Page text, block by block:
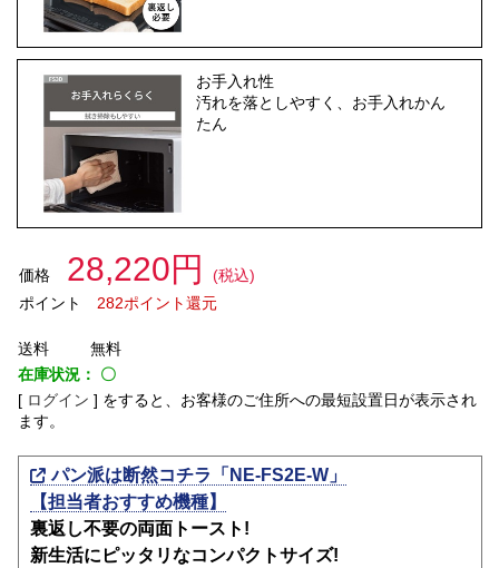
お手入れ性
汚れを落としやすく、お手入れかん
たん
価格 28,220円
(税込)
ポイント
282ポイント還元
送料
無料
在庫状況： 〇
[ ログイン ] をすると、お客様のご住所への最短設置日が表示され
ます。
パン派は断然コチラ「NE-FS2E-W」
【担当者おすすめ機種】
裏返し不要の両面トースト!
新生活にピッタリなコンパクトサイズ!